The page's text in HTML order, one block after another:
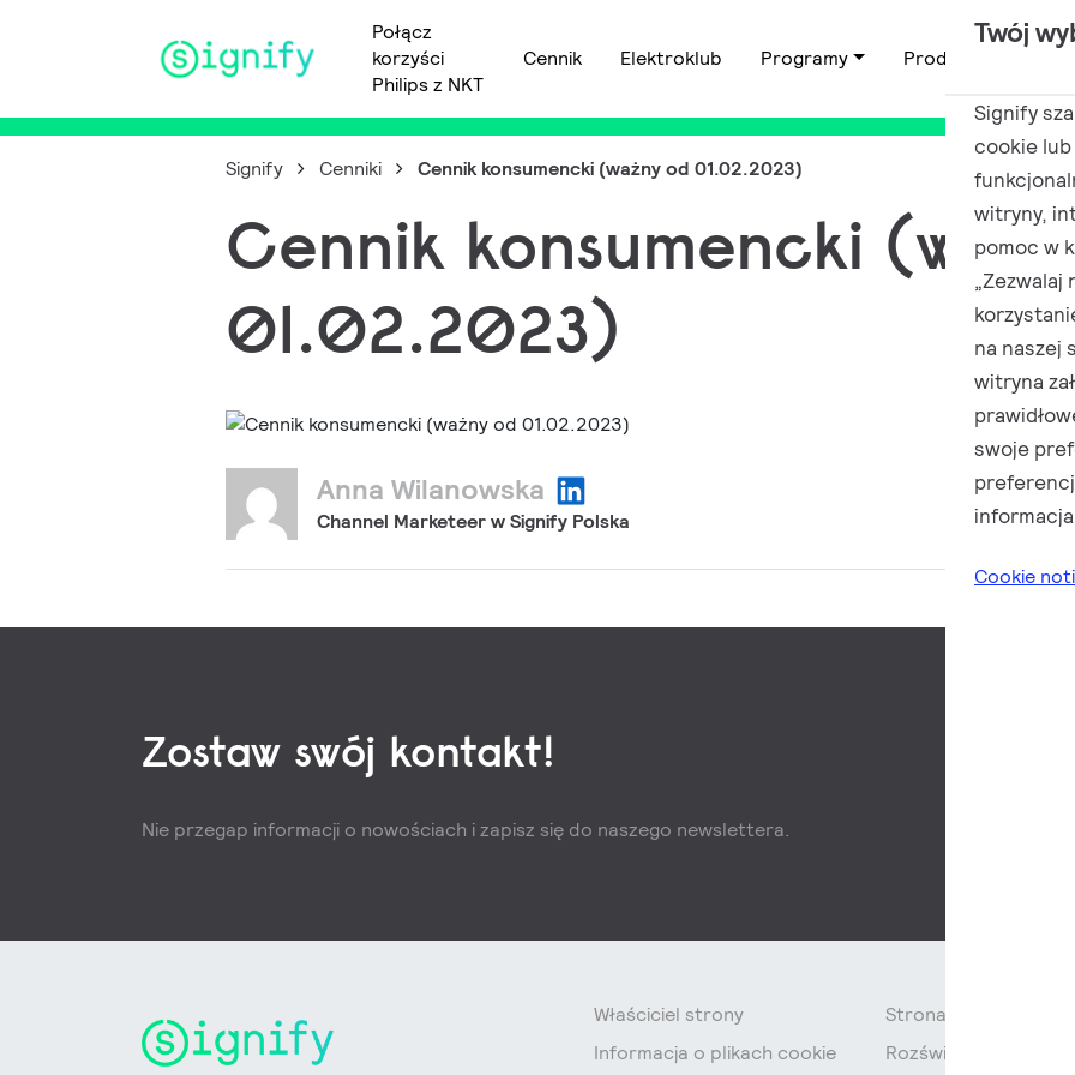
Twój
Signify
cookie
witryny,
pomoc w
„Zezwalaj
na naszej
witryna
swoje
Cookie
Main Navigation
Połącz
korzyści
Philips z NKT
Cennik Elektroklub Programy Produkty
Signify Cenniki Cennik konsumencki (ważny od 01.02.2023)
Cennik konsumencki
01.02.2023)
Anna Wilanowska
Channel Marketeer w Signify Polska
Zostaw swój kontakt!
Nie przegap informacji o nowościach i zapisz się do naszego newslettera.
Właściciel strony
Informacja o plikach cookie
Strona Główna
Rozświetlamy Polskę